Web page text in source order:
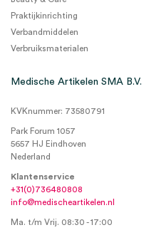
Praktijkinrichting
Verbandmiddelen
Verbruiksmaterialen
Medische Artikelen SMA B.V.
KVKnummer: 73580791
Park Forum 1057
5657 HJ Eindhoven
Nederland
Klantenservice
+31(0)736480808
info@medischeartikelen.nl
Ma. t/m Vrij. 08:30 - 17:00